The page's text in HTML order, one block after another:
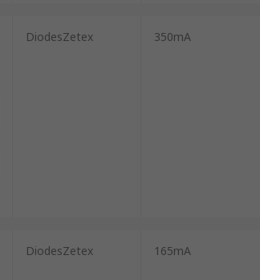
DiodesZetex 350mA
DiodesZetex 165mA